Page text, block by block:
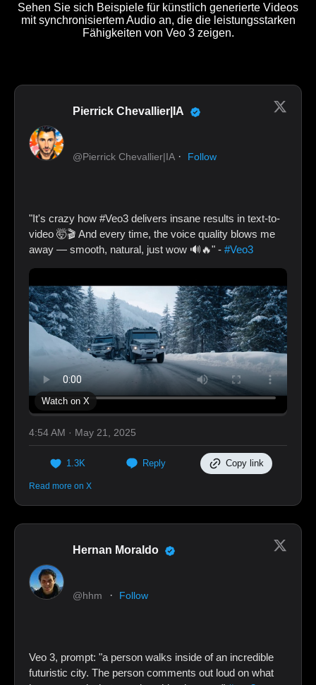
Sehen Sie sich Beispiele für künstlich generierte Videos
mit synchronisiertem Audio an, die die leistungsstarken
Fähigkeiten von Veo 3 zeigen.
Pierrick Chevallier|IA
@Pierrick Chevallier|IA · Follow
"It's crazy how #Veo3 delivers insane results in text-to-
video 🤯🎬 And every time, the voice quality blows me
away — smooth, natural, just wow 🔊🔥" - #Veo3
Watch on X
4:54 AM · May 21, 2025
1.3K Reply Copy link
Read more on X
Hernan Moraldo
@hhm · Follow
Veo 3, prompt: "a person walks inside of an incredible
futuristic city. The person comments out loud on what